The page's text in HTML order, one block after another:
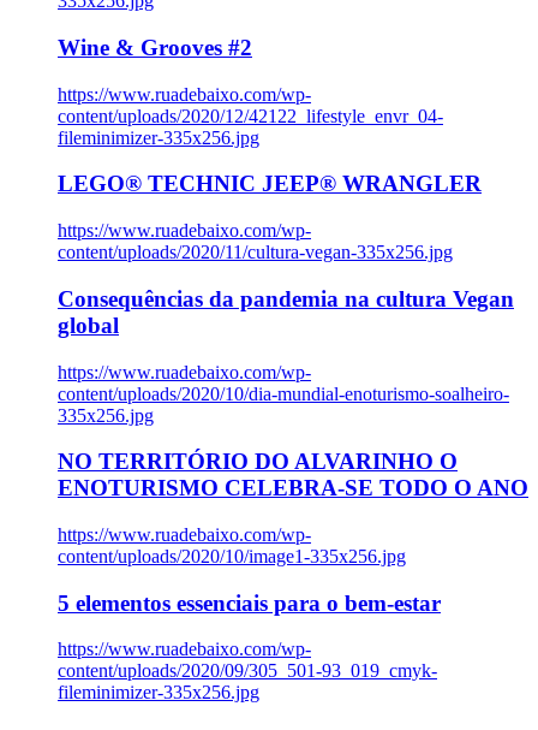
Wine & Grooves #2
https://www.ruadebaixo.com/wp-
content/uploads/2020/12/42122_lifestyle_envr_04-
fileminimizer-335x256.jpg
LEGO® TECHNIC JEEP® WRANGLER
https://www.ruadebaixo.com/wp-
content/uploads/2020/11/cultura-vegan-335x256.jpg
Consequências da pandemia na cultura Vegan
global
https://www.ruadebaixo.com/wp-
content/uploads/2020/10/dia-mundial-enoturismo-soalheiro-
335x256.jpg
NO TERRITÓRIO DO ALVARINHO O
ENOTURISMO CELEBRA-SE TODO O ANO
https://www.ruadebaixo.com/wp-
content/uploads/2020/10/image1-335x256.jpg
5 elementos essenciais para o bem-estar
https://www.ruadebaixo.com/wp-
content/uploads/2020/09/305_501-93_019_cmyk-
fileminimizer-335x256.jpg